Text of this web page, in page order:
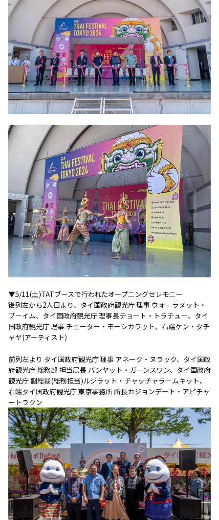
▼5/11(土)TATブースで行われたオープニングセレモニー
後列左から2人目より、タイ国政府観光庁 理事 ウォーラヌット・
プーイム、タイ国政府観光庁 理事長チョート・トラチュー、タイ
国政府観光庁 理事 チェーター・モーシカラット、右端ケン・タチ
ャヤ(アーティスト)
前列左より タイ国政府観光庁 理事 アネーク・ヌラック、タイ国政
府観光庁 総務部 担当局長 バンヤット・ガーンスワン、タイ国政府
観光庁 副総裁(総務担当)ルジラット・チャッチャラームキット、
右端タイ国政府観光庁 東京事務所 所長カジョンデート・アピチャ
ートラクン